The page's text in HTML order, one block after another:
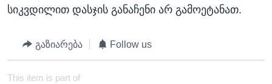
სიკვდილით დასჯის განაჩენი არ გამოეტანათ.
გაზიარება Follow us
This item is part of